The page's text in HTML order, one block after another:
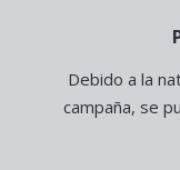
Debido a la
campaña, se